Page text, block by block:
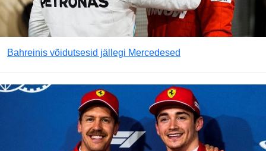
Bahreinis võidutsesid jällegi Mercedesed